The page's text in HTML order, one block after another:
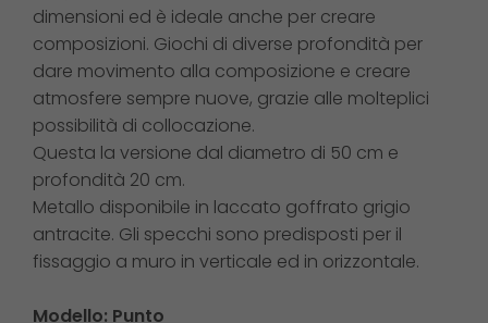
dimensioni ed è ideale anche per creare
composizioni. Giochi di diverse profondità per
dare movimento alla composizione e creare
atmosfere sempre nuove, grazie alle molteplici
possibilità di collocazione.
Questa la versione dal diametro di 50 cm e
profondità 20 cm.
Metallo disponibile in laccato goffrato grigio
antracite. Gli specchi sono predisposti per il
fissaggio a muro in verticale ed in orizzontale.
Modello: Punto